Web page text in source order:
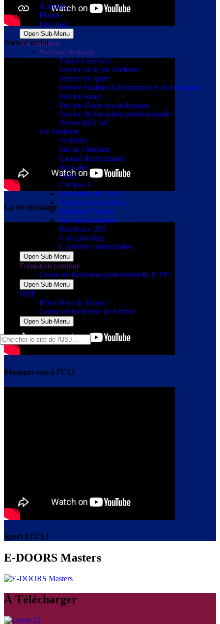
Activités
Photos
Live map
Open Sub-Menu
Vie étudiante
Services étudiants
Tous les Services
Service de la vie étudiante
Service du sport
Service étudiant d'information et d'orientation
Service social
Service d'aide psychologique
Service de l'insertion professionnelle
Université d’été
Vie étudiante
Activités
Site de l'étudiant
Conseil des étudiants
Amicales
Clubs
Campus-J
Generation H.O.P.E.
Pastorale universitaire
Opération 7e jour
Services pratiques
Résidence USJ
Carte privilège
Calendrier universitaire
Open Sub-Menu
Formation continue
Centre de formation professionnelle [CFP]
Open Sub-Menu
HDF
Hôtel-Dieu de France
Centre de Médecine de Famille
Open Sub-Menu
Service social
La vie étudiante
Plusieurs vies à l'USJ
Sport à l'USJ
E-DOORS Masters
À Télécharger